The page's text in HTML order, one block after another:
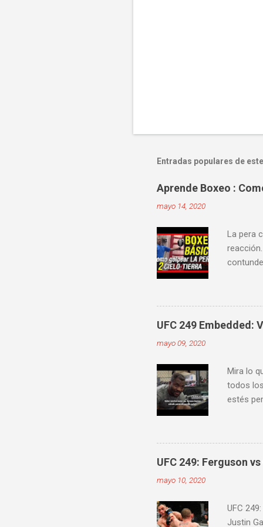
Entradas populares de
Aprende Boxeo :
mayo 14, 2020
La pera
videos
ver
UFC 249 Embedded:
mayo 09, 2020
Mira lo
todos
estés
UFC 249: Ferguson
mayo 10, 2020
UFC
Justin